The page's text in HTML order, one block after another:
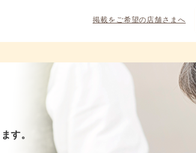
掲載をご希望の店舗さまへ
す。